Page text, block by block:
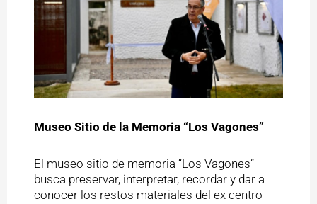
Museo Sitio de la Memoria “Los Vagones”
El museo sitio de memoria “Los Vagones”
busca preservar, interpretar, recordar y dar a
conocer los restos materiales del ex centro